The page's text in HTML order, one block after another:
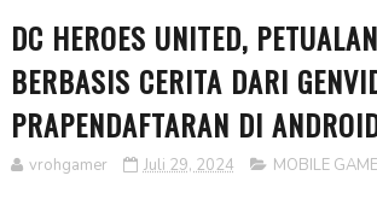
DC HEROES UNITED,
BERBASIS CERITA DARI
PRAPENDAFTARAN DI
vrohgamer Juli 29, 2024 MOBILE